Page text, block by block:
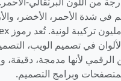
في شدة الأحمر، الأخضر،
في تصميم الويب،
الرقمي لأنها مدمجة،
وبرامج التصميم.